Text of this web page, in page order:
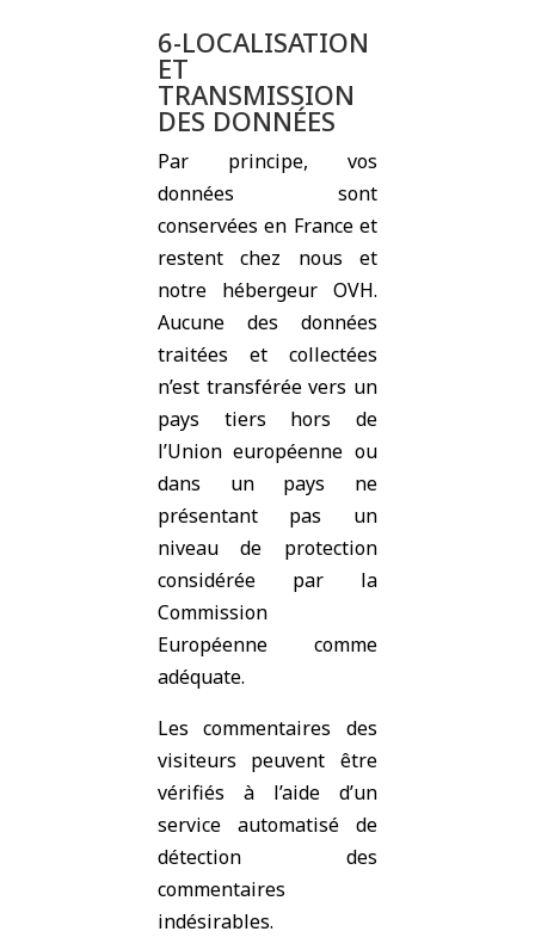
6-LOCALISATION
ET
TRANSMISSION
DES DONNÉES
Par principe, vos
données sont
conservées en France et
restent chez nous et
notre hébergeur OVH.
Aucune des données
traitées et collectées
n’est transférée vers un
pays tiers hors de
l’Union européenne ou
dans un pays ne
présentant pas un
niveau de protection
considérée par la
Commission
Européenne comme
adéquate.
Les commentaires des
visiteurs peuvent être
vérifiés à l’aide d’un
service automatisé de
détection des
commentaires
indésirables.